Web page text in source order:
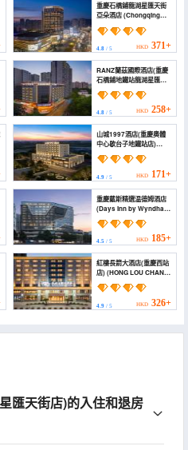
重慶石橋鋪龍湖星匯天街
亞朵酒店 (Chongqing
Starry Street Atour
4.8/ 5 HKD 371+
RANZ蘭茲國際酒店(重慶
石橋鋪地鐵站龍湖星匯天
街店) (RANZ HOTLE)
4.8/ 5 HKD 258+
山城1997酒店(重慶奧體
中心歇台子地鐵站店)
(Shancheng 1997 Hotel
(Chongqing Olympic
Sports Center
Shiqiaopu Metro Station
Branch))
4.9/ 5 HKD 171+
重慶戴斯精選温德姆酒店
(Days Inn by Wyndham
Chongqing)
4.5/ 5 HKD 185+
紅樓長箭大酒店(重慶西站
店) (HONG LOU CHANG
JIAN HOTLE)
4.9/ 5 HKD 326+
匯天街店)的入住和退房